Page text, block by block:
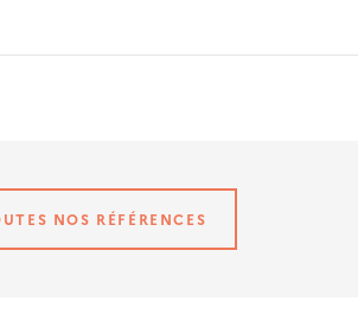
NOS RÉFÉRENCES